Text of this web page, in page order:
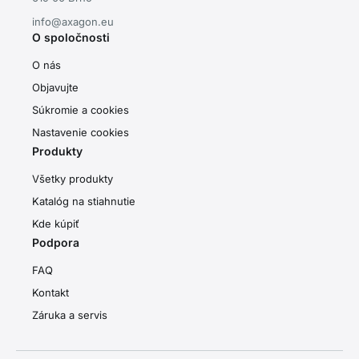
info@axagon.eu
O spoločnosti
O nás
Objavujte
Súkromie a cookies
Nastavenie cookies
Produkty
Všetky produkty
Katalóg na stiahnutie
Kde kúpiť
Podpora
FAQ
Kontakt
Záruka a servis